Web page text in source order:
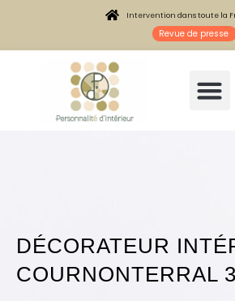
Intervention dans toute la
Revue de presse
DÉCORATEUR
COURNONTERRAL